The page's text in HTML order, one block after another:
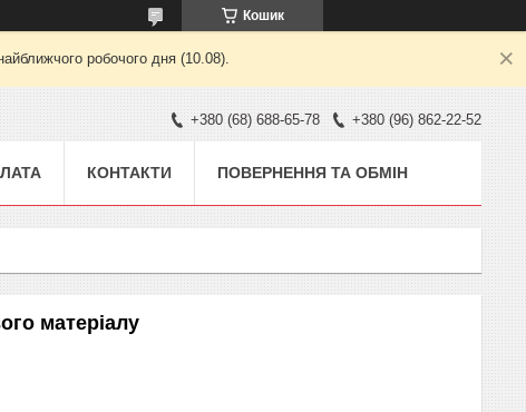
Кошик
робочого дня (10.08).
+380 (68) 688-65-78 +380 (96) 862-22-52
КОНТАКТИ ПОВЕРНЕННЯ ТА ОБМІН
матеріалу